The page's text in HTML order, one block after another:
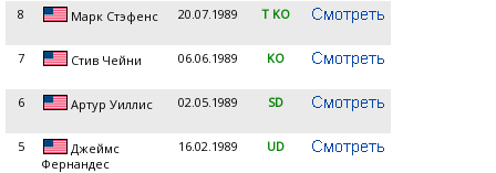
8 Марк Стэфенс 20.07.1989 T KO
7 Стив Чейни 06.06.1989 KO
6 Артур Уиллис 02.05.1989 SD
5
Джеймс
Фернандес
16.02.1989 UD